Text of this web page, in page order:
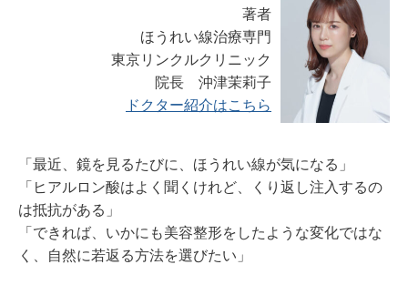
著者
ほうれい線治療専門
東京リンクルクリニック
院長 沖津茉莉子
ドクター紹介はこちら
「最近、鏡を見るたびに、ほうれい線が気になる」
「ヒアルロン酸はよく聞くけれど、くり返し注入するの
は抵抗がある」
「できれば、いかにも美容整形をしたような変化ではな
く、自然に若返る方法を選びたい」